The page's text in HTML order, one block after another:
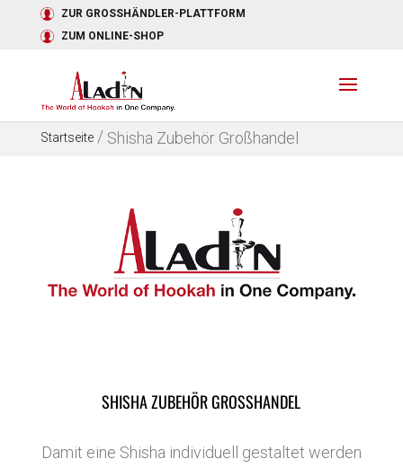
ZUR GROSSHÄNDLER-PLATTFORM
ZUM ONLINE-SHOP
Startseite/ Shisha Zubehör Großhandel
SHISHA ZUBEHÖR GROSSHANDEL
Damit eine Shisha individuell gestaltet werden